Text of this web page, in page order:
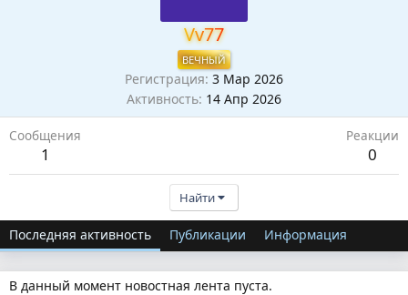
Vv77
ВЕЧНЫЙ
Регистрация 3 Мар 2026
Активность 14 Апр 2026
Сообщения
1
Реакции
0
Найти
Последняя активность Публикации Информация
В данный момент новостная лента пуста.